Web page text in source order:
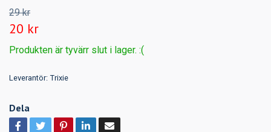
29 kr
20 kr
Produkten är tyvärr slut i lager. :(
Leverantör: Trixie
Dela